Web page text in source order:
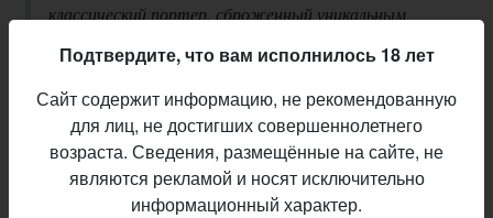
классический портер, сброженный уникальным
любителей крепкого пива. А нежная вишня приведет
рецепторы в восторг. Не откажите себе в
удовольствии
Описание производителя
Rising Moon Brewery
Подтвердите, что вам исполнилось 18 лет
Сайт содержит информацию, не рекомендованную
для лиц, не достигших совершеннолетнего
возраста. Сведения, размещённые на сайте, не
являются рекламой и носят исключительно
информационный характер.